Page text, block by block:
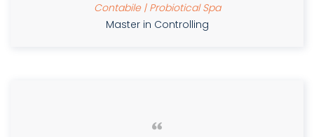
Contabile | Probiotical Spa
Master in Controlling